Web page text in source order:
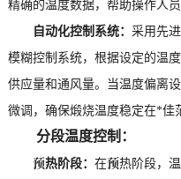
精确的温度数据，帮助操作人
自动化控制系统： 采用先
模糊控制系统，根据设定的温
供应量和通风量。当温度偏离
微调，确保煅烧温度稳定在*佳
分段温度控制：
预热阶段： 在预热阶段，